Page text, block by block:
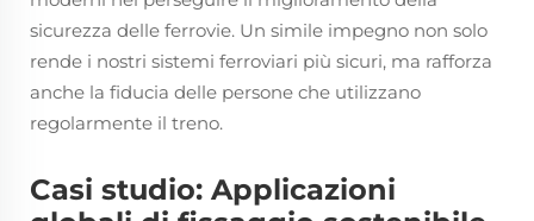
sicurezza delle ferrovie. Un simile impegno non solo
rende i nostri sistemi ferroviari più sicuri, ma rafforza
anche la fiducia delle persone che utilizzano
regolarmente il treno.
Casi studio: Applicazioni